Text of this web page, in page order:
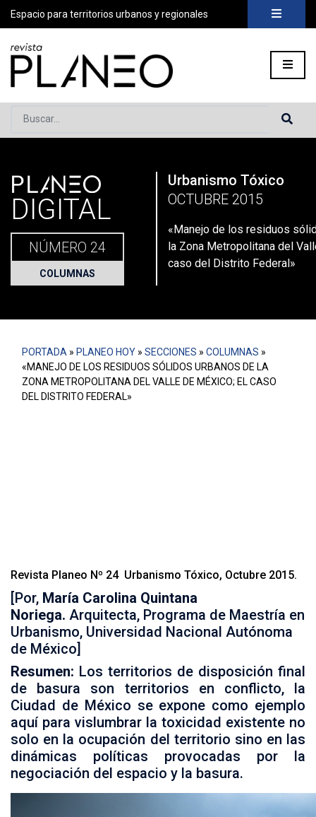
Espacio para territorios urbanos y regionales
Buscar...
Portada» Planeo Hoy Secciones»Columnas »«Manejo de
PLANEO
DIGITAL
NÚMERO 24
COLUMNAS
Urbanismo Tóxico
OCTUBRE 2015
«Manejo de los residuos
la Zona Metropolitana del
caso del Distrito Federal»
PORTADA » PLANEO HOY » SECCIONES » COLUMNAS »
«MANEJO DE LOS RESIDUOS SÓLIDOS URBANOS DE LA
ZONA METROPOLITANA DEL VALLE DE MÉXICO; EL CASO
DEL DISTRITO FEDERAL»
Revista Planeo Nº 24 Urbanismo Tóxico, Octubre 2015.
[Por, María Carolina Quintana
Noriega. Arquitecta, Programa de Maestría en
Urbanismo, Universidad Nacional Autónoma
de México]
Resumen: Los territorios de disposición final
de basura son territorios en conflicto, la
Ciudad de México se expone como ejemplo
aquí para vislumbrar la toxicidad existente no
solo en la ocupación del territorio sino en las
dinámicas políticas provocadas por la
negociación del espacio y la basura.